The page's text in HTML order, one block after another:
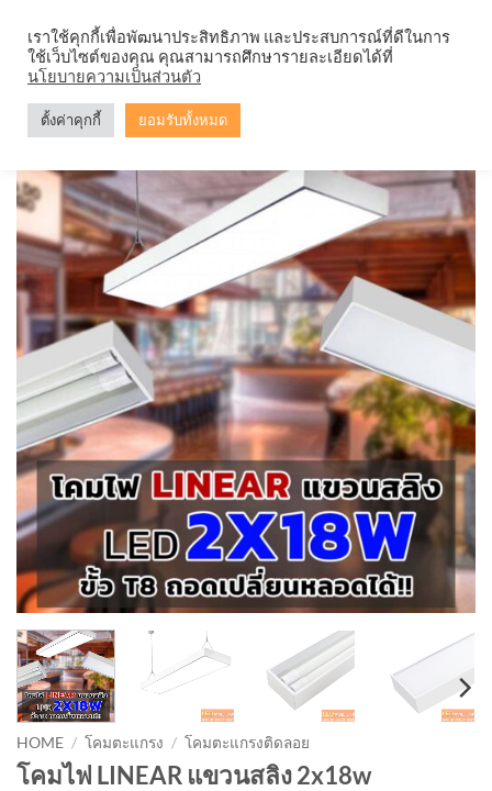
content
HOME / โคมตะแกรง / โคมตะแกรงติดลอย
โคมไฟ LINEAR แขวนสลิง 2x18w
เราใช้คุกกี้เพื่อพัฒนาประสิทธิภาพ และประสบการณ์ที่ดีในการ
ใช้เว็บไซต์ของคุณ คุณสามารถศึกษารายละเอียดได้ที่
นโยบายความเป็นส่วนตัว
ตั้งค่าคุกกี้ ยอมรับทั้งหมด